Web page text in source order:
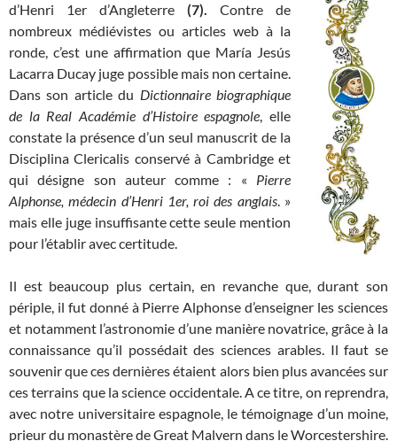
d’Henri 1er d’Angleterre (7). Contre de
nombreux médiévistes ou articles web à la
ronde, c’est une affirmation que María Jesús
Lacarra Ducay juge possible mais non certaine.
Dans son article du Dictionnaire biographique
de la Real Académie d’Histoire espagnole, elle
constate la présence d’un seul manuscrit de la
Disciplina Clericalis conservé à Cambridge et
qui désigne son auteur comme : « Pierre
Alphonse, médecin d’Henri 1er, roi des anglais. »
mais elle juge insuffisante cette seule mention
pour l’établir avec certitude.
Il est beaucoup plus certain, en revanche que, durant son
périple, il fut donné à Pierre Alphonse d’enseigner les sciences
et notamment l’astronomie d’une manière novatrice, grâce à la
connaissance qu’il possédait des sciences arables. Il faut se
souvenir que ces dernières étaient alors bien plus avancées sur
ces terrains que la science occidentale. A ce titre, on reprendra,
avec notre universitaire espagnole, le témoignage d’un moine,
prieur du monastère de Great Malvern dans le Worcestershire.